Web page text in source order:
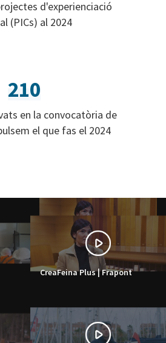
d'experienciació
(PICs) al 2024
210
en la convocatòria de
el que fas el 2024
CreaFeina Plus | Frapont